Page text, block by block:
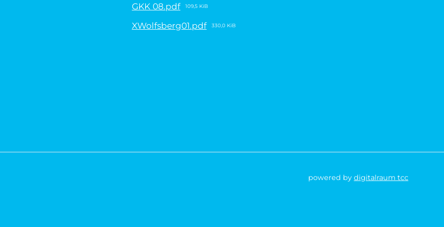
GKK 08.pdf 109,5 KiB
XWolfsberg01.pdf 330,0 KiB
powered by digitalraum tcc